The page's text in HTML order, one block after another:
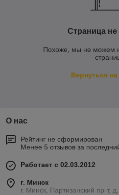
Страница не
Похоже, мы не можем
Вернуться
О нас
Рейтинг не сформирован
Менее 5 отзывов за
Работает с 02.03.2012
г. Минск
г. Минск, Партизанский пр-т,